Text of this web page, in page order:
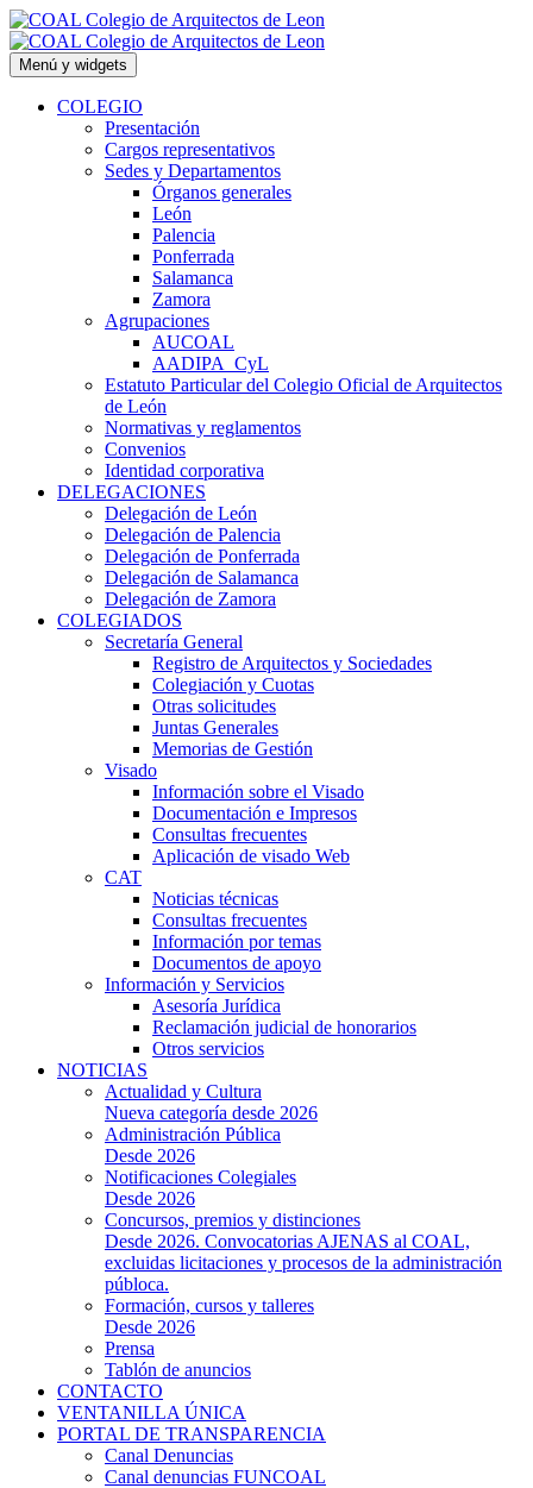
Saltar
al
contenido
Menú y widgets
COLEGIO
Presentación
Cargos representativos
Sedes y Departamentos
Órganos generales
León
Palencia
Ponferrada
Salamanca
Zamora
Agrupaciones
AUCOAL
AADIPA_CyL
Estatuto Particular del Colegio Oficial de Arquitectos
de León
Normativas y reglamentos
Convenios
Identidad corporativa
DELEGACIONES
Delegación de León
Delegación de Palencia
Delegación de Ponferrada
Delegación de Salamanca
Delegación de Zamora
COLEGIADOS
Secretaría General
Registro de Arquitectos y Sociedades
Colegiación y Cuotas
Otras solicitudes
Juntas Generales
Memorias de Gestión
Visado
Información sobre el Visado
Documentación e Impresos
Consultas frecuentes
Aplicación de visado Web
CAT
Noticias técnicas
Consultas frecuentes
Información por temas
Documentos de apoyo
Información y Servicios
Asesoría Jurídica
Reclamación judicial de honorarios
Otros servicios
NOTICIAS
Actualidad y Cultura
Nueva categoría desde 2026
Administración Pública
Desde 2026
Notificaciones Colegiales
Desde 2026
Concursos, premios y distinciones
Desde 2026. Convocatorias AJENAS al COAL,
excluidas licitaciones y procesos de la administración
públoca.
Formación, cursos y talleres
Desde 2026
Prensa
Tablón de anuncios
CONTACTO
VENTANILLA ÚNICA
PORTAL DE TRANSPARENCIA
Canal Denuncias
Canal denuncias FUNCOAL